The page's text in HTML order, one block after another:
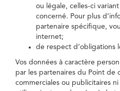
ou légale, celles-ci
concerné. Pour plus
partenaire spécifique,
internet;
de respect d’obligations
Vos données à caractère
par les partenaires du Point de
commerciales ou publicitaires